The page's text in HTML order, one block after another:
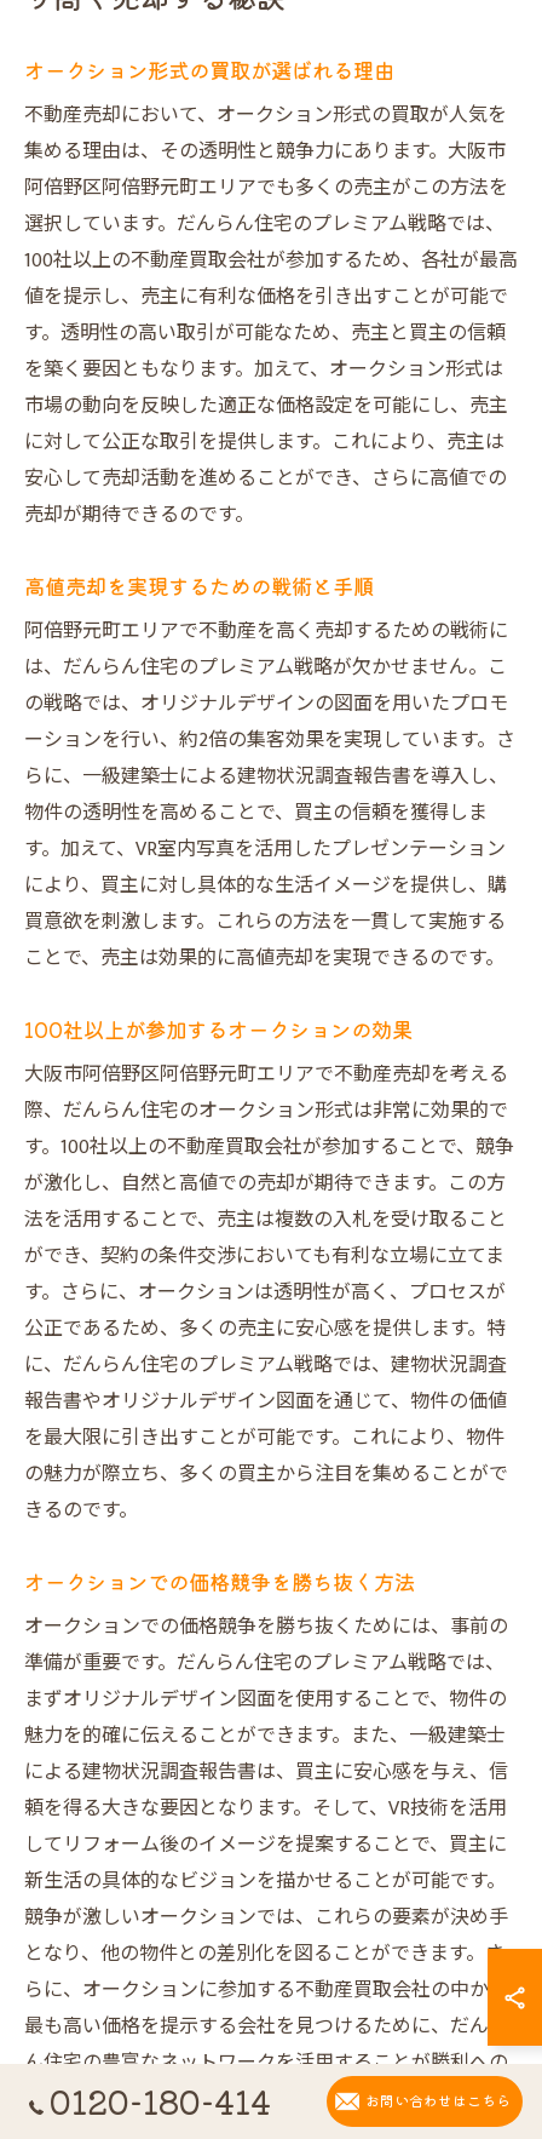
オークション形式の買取が選ばれる理由
不動産売却において、オークション形式の買取が人気を
集める理由は、その透明性と競争力にあります。大阪市
阿倍野区阿倍野元町エリアでも多くの売主がこの方法を
選択しています。だんらん住宅のプレミアム戦略では、
100社以上の不動産買取会社が参加するため、各社が最高
値を提示し、売主に有利な価格を引き出すことが可能で
す。透明性の高い取引が可能なため、売主と買主の信頼
を築く要因ともなります。加えて、オークション形式は
市場の動向を反映した適正な価格設定を可能にし、売主
に対して公正な取引を提供します。これにより、売主は
安心して売却活動を進めることができ、さらに高値での
売却が期待できるのです。
高値売却を実現するための戦術と手順
阿倍野元町エリアで不動産を高く売却するための戦術に
は、だんらん住宅のプレミアム戦略が欠かせません。こ
の戦略では、オリジナルデザインの図面を用いたプロモ
ーションを行い、約2倍の集客効果を実現しています。さ
らに、一級建築士による建物状況調査報告書を導入し、
物件の透明性を高めることで、買主の信頼を獲得しま
す。加えて、VR室内写真を活用したプレゼンテーション
により、買主に対し具体的な生活イメージを提供し、購
買意欲を刺激します。これらの方法を一貫して実施する
ことで、売主は効果的に高値売却を実現できるのです。
100社以上が参加するオークションの効果
大阪市阿倍野区阿倍野元町エリアで不動産売却を考える
際、だんらん住宅のオークション形式は非常に効果的で
す。100社以上の不動産買取会社が参加することで、競争
が激化し、自然と高値での売却が期待できます。この方
法を活用することで、売主は複数の入札を受け取ること
ができ、契約の条件交渉においても有利な立場に立てま
す。さらに、オークションは透明性が高く、プロセスが
公正であるため、多くの売主に安心感を提供します。特
に、だんらん住宅のプレミアム戦略では、建物状況調査
報告書やオリジナルデザイン図面を通じて、物件の価値
を最大限に引き出すことが可能です。これにより、物件
の魅力が際立ち、多くの買主から注目を集めることがで
きるのです。
オークションでの価格競争を勝ち抜く方法
オークションでの価格競争を勝ち抜くためには、事前の
準備が重要です。だんらん住宅のプレミアム戦略では、
まずオリジナルデザイン図面を使用することで、物件の
魅力を的確に伝えることができます。また、一級建築士
による建物状況調査報告書は、買主に安心感を与え、信
頼を得る大きな要因となります。そして、VR技術を活用
してリフォーム後のイメージを提案することで、買主に
新生活の具体的なビジョンを描かせることが可能です。
競争が激しいオークションでは、これらの要素が決め手
となり、他の物件との差別化を図ることができます。さ
らに、オークションに参加する不動産買取会社の中から
最も高い価格を提示する会社を見つけるために、だんら
ん住宅の豊富なネットワークを活用することが勝利への
近道です。
0120-180-414 お問い合わせはこちら